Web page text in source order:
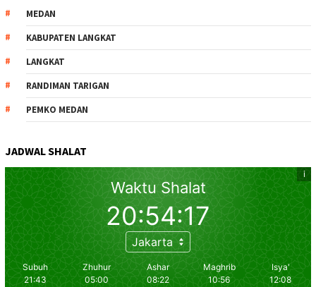
MEDAN
KABUPATEN LANGKAT
LANGKAT
RANDIMAN TARIGAN
PEMKO MEDAN
JADWAL SHALAT